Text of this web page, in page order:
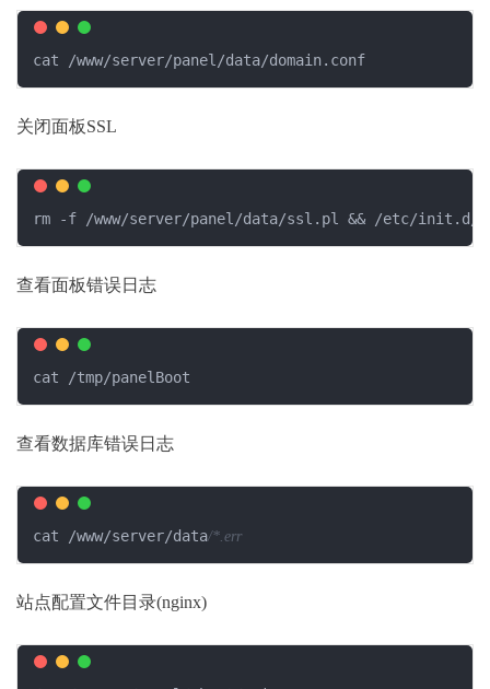
cat /www/server/panel/data/domain.conf
关闭面板SSL
rm -f /www/server/panel/data/ssl.pl && /etc/init.d/
查看面板错误日志
cat /tmp/panelBoot
查看数据库错误日志
cat /www/server/data/*.err
站点配置文件目录(nginx)